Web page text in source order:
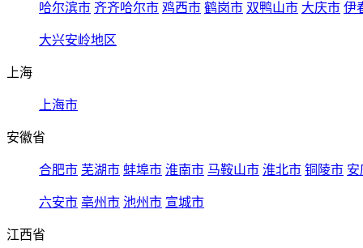
哈尔滨市 齐齐哈尔市 鸡西市 鹤岗市 双鸭山市 大庆市 伊
大兴安岭地区
上海
上海市
安徽省
合肥市 芜湖市 蚌埠市 淮南市 马鞍山市 淮北市 铜陵市 安
六安市 亳州市 池州市 宣城市
江西省